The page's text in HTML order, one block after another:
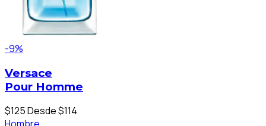
-9%
Versace
Pour Homme
$125Desde $114